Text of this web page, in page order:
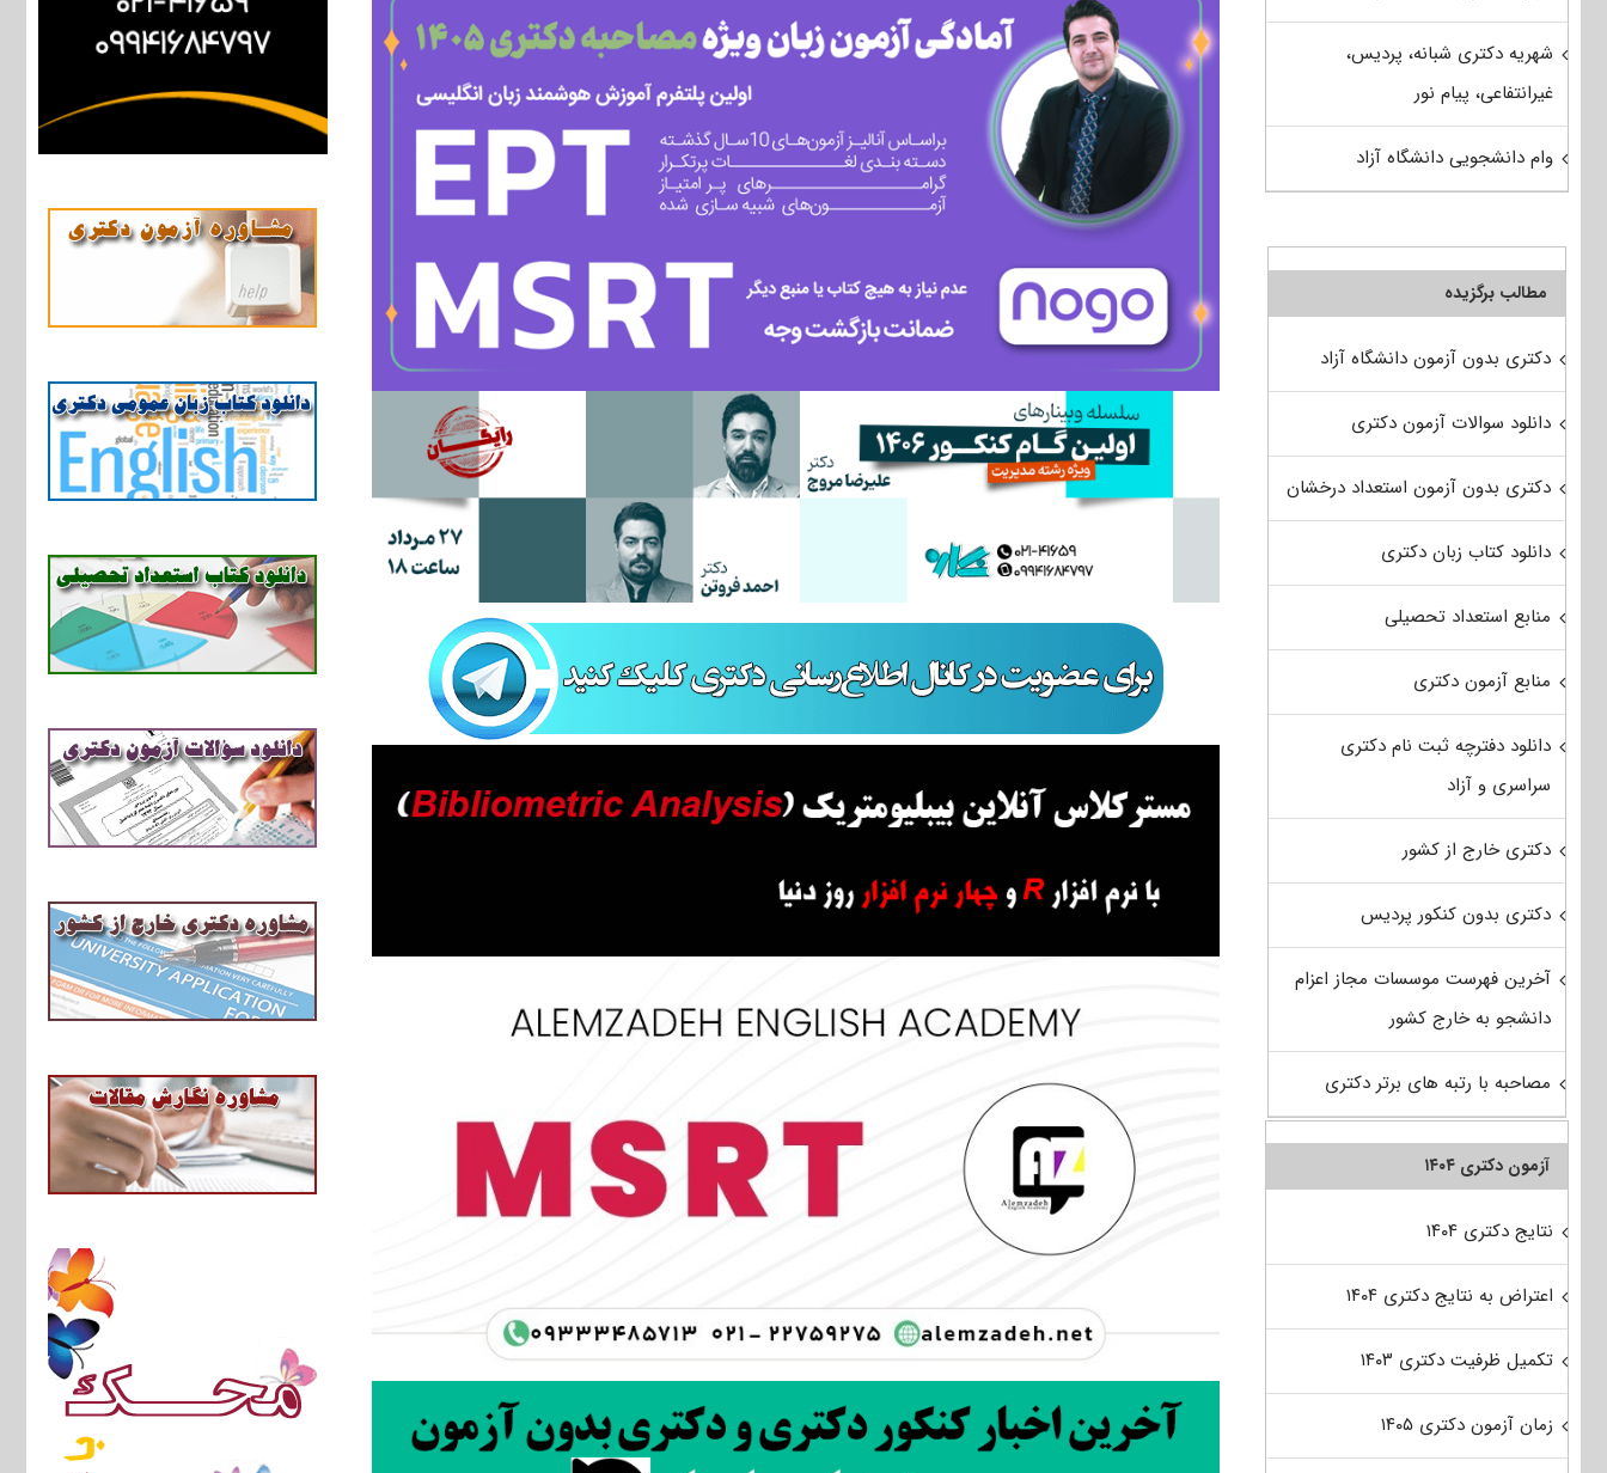
شهریه دکتری شبانه، پردیس،
غیرانتفاعی، پیام نور
وام دانشجویی دانشگاه آزاد
مطالب برگزیده
دکتری بدون آزمون دانشگاه آزاد
دانلود سوالات آزمون دکتری
دکتری بدون آزمون استعداد درخشان
دانلود کتاب زبان دکتری
منابع استعداد تحصیلی
منابع آزمون دکتری
دانلود دفترچه ثبت نام دکتری
سراسری و آزاد
دکتری خارج از کشور
دکتری بدون کنکور پردیس
آخرین فهرست موسسات مجاز اعزام
دانشجو به خارج کشور
مصاحبه با رتبه های برتر دکتری
آزمون دکتری ۱۴۰۴
نتایج دکتری ۱۴۰۴
اعتراض به نتایج دکتری ۱۴۰۴
تکمیل ظرفیت دکتری ۱۴۰۳
زمان آزمون دکتری ۱۴۰۵